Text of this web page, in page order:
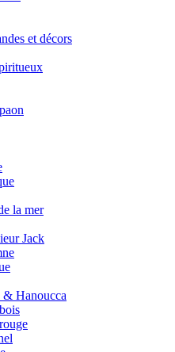
la mer
Jack
Hanoucca
et décors